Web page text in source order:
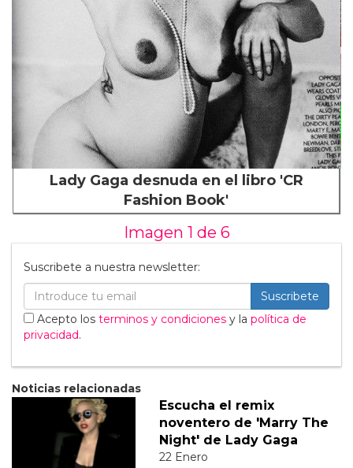
Lady Gaga desnuda en el libro 'CR
Fashion Book'
Imagen 1 de 6
Suscribete a nuestra newsletter:
Suscribete
Acepto los terminos y condiciones y la política de
privacidad.
Noticias relacionadas
Escucha el remix
noventero de 'Marry The
Night' de Lady Gaga
22 Enero